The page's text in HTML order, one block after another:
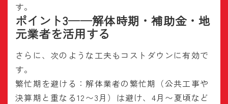
す。
ポイント3──解体時期・補助金・地
元業者を活用する
さらに、次のような工夫もコストダウンに有効で
す。
繁忙期を避ける：解体業者の繁忙期（公共工事や
決算期と重なる12〜3月）は避け、4月〜夏頃など